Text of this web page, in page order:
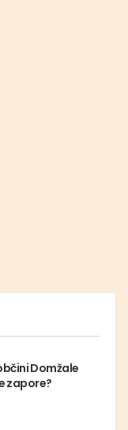
Domžale
zapore?